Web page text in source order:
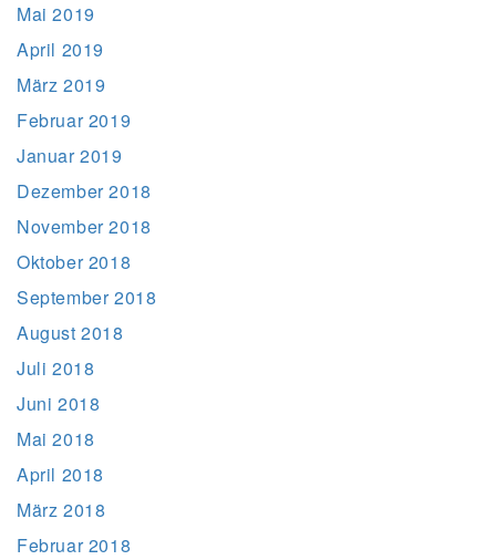
Mai 2019
April 2019
März 2019
Februar 2019
Januar 2019
Dezember 2018
November 2018
Oktober 2018
September 2018
August 2018
Juli 2018
Juni 2018
Mai 2018
April 2018
März 2018
Februar 2018